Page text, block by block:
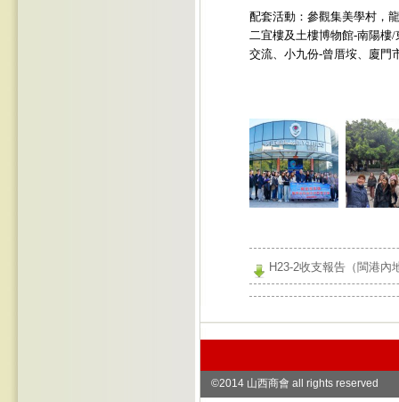
配套活動：參觀集美學村，
二宜樓及土樓博物館-南陽樓
交流、小九份-曾厝垵、廈門
H23-2收支報告（閩港內
©2014 山西商會 all rights reserved